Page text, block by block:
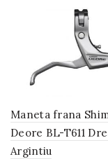
Maneta frana
Deore BL-T611
Argintiu